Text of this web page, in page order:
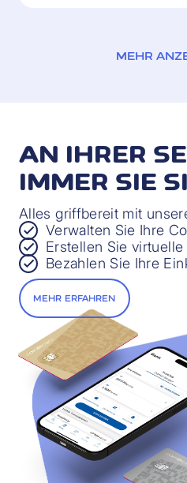
Mehr
Versicherung bei
Mehr
MEHR
AN IHRER
IMMER SIE
Alles griffbereit mit
Verwalten Sie Ihre
Erstellen Sie virtuelle
Bezahlen Sie Ihre
MEHR ERFAHREN